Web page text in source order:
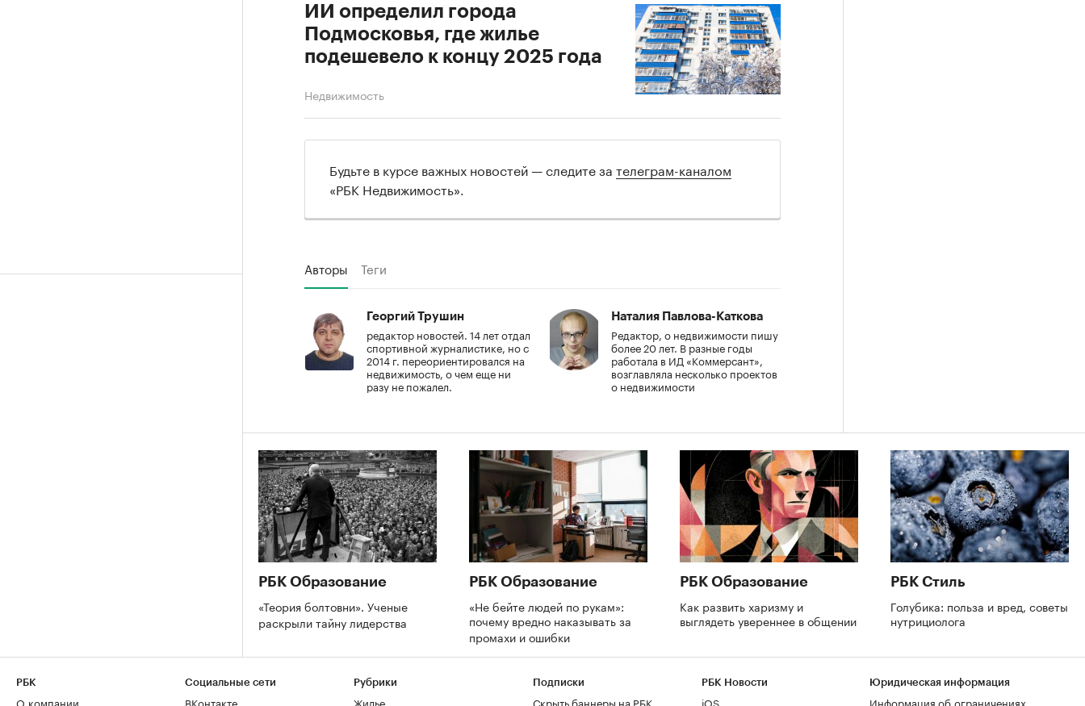
ИИ определил города
Подмосковья, где жилье
подешевело к концу 2025 года
Недвижимость
Будьте в курсе важных новостей — следите за телеграм-каналом
«РБК Недвижимость».
Авторы Теги
Георгий Трушин
редактор новостей. 14 лет отдал
спортивной журналистике, но с
2014 г. переориентировался на
недвижимость, о чем еще ни
разу не пожалел.
Наталия Павлова-Каткова
Редактор, о недвижимости пишу
более 20 лет. В разные годы
работала в ИД «Коммерсант»,
возглавляла несколько проектов
о недвижимости
РБК Образование
«Теория болтовни». Ученые
раскрыли тайну лидерства
РБК Образование
«Не бейте людей по рукам»:
почему вредно наказывать за
промахи и ошибки
РБК Образование
Как развить харизму и
выглядеть увереннее в общении
РБК Стиль
Голубика: польза и вред, советы
нутрициолога
РБК
О компании
Социальные сети
ВКонтакте
Рубрики
Жилье
Подписки
Скрыть баннеры на РБК
РБК Новости
iOS
Юридическая информация
Информация об ограничениях